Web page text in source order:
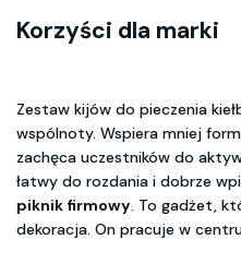
Korzyści dla marki
Zestaw kijów do pieczenia
wspólnoty. Wspiera mniej
zachęca uczestników do
łatwy do rozdania i dobrze
piknik firmowy. To gadżet,
dekoracja. On pracuje w